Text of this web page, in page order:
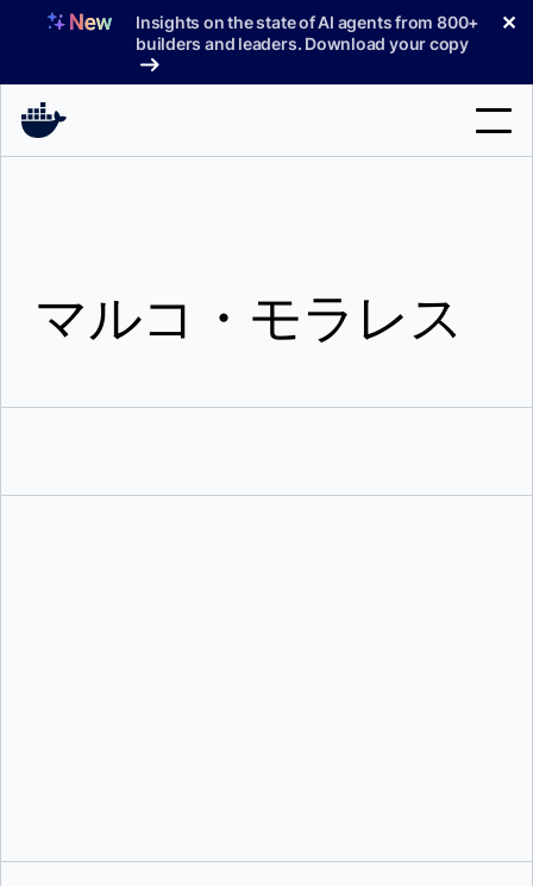
へ
Insights on the state of AI agents from 800+
builders and leaders. Download your copy
✕
料金プラン
マルコ・モラレス